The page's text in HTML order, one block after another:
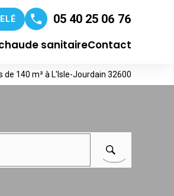
05 40 25 06 76
sanitaireContact
140 m² à L'Isle-Jourdain 32600